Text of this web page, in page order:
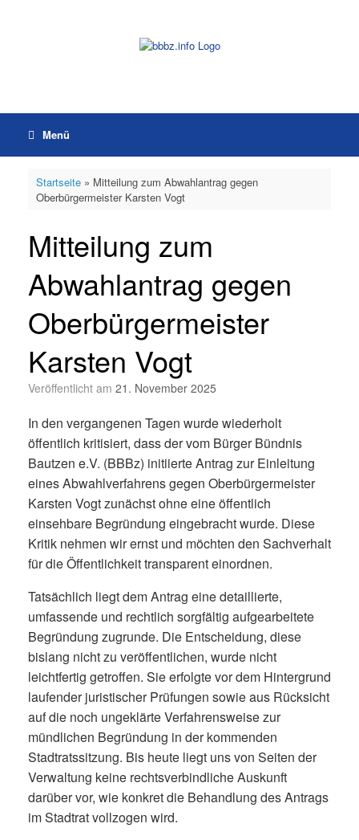
Menü
Startseite» Mitteilung zum Abwahlantrag gegen
Oberbürgermeister Karsten Vogt
Mitteilung zum
Abwahlantrag gegen
Oberbürgermeister
Karsten Vogt
Veröffentlicht am 21. November 2025
In den vergangenen Tagen wurde wiederholt
öffentlich kritisiert, dass der vom Bürger Bündnis
Bautzen e.V. (BBBz) initiierte Antrag zur Einleitung
eines Abwahlverfahrens gegen Oberbürgermeister
Karsten Vogt zunächst ohne eine öffentlich
einsehbare Begründung eingebracht wurde. Diese
Kritik nehmen wir ernst und möchten den Sachverhalt
für die Öffentlichkeit transparent einordnen.
Tatsächlich liegt dem Antrag eine detaillierte,
umfassende und rechtlich sorgfältig aufgearbeitete
Begründung zugrunde. Die Entscheidung, diese
bislang nicht zu veröffentlichen, wurde nicht
leichtfertig getroffen. Sie erfolgte vor dem Hintergrund
laufender juristischer Prüfungen sowie aus Rücksicht
auf die noch ungeklärte Verfahrensweise zur
mündlichen Begründung in der kommenden
Stadtratssitzung. Bis heute liegt uns von Seiten der
Verwaltung keine rechtsverbindliche Auskunft
darüber vor, wie konkret die Behandlung des Antrags
im Stadtrat vollzogen wird.